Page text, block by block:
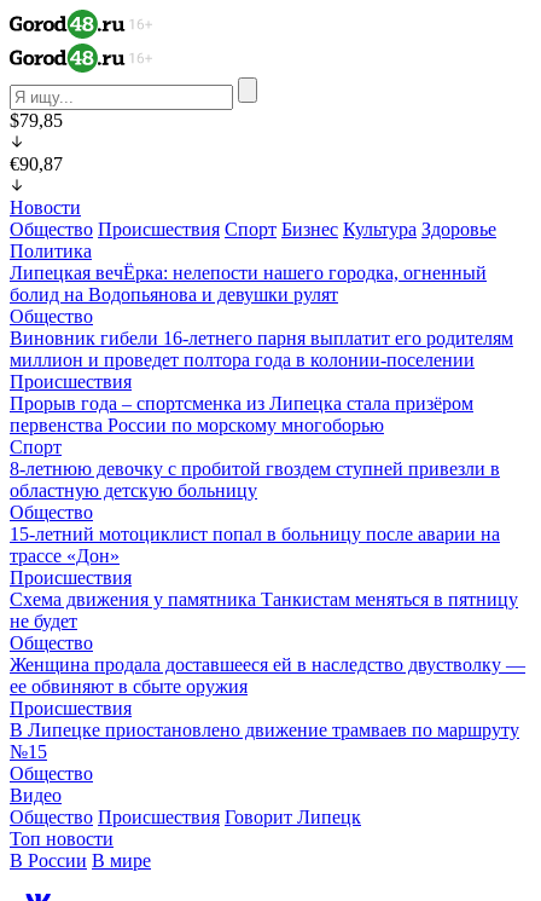
$79,85
€90,87
Новости
Общество Происшествия Спорт Бизнес Культура Здоровье
Политика
Липецкая вечЁрка: нелепости нашего городка, огненный
болид на Водопьянова и девушки рулят
Общество
Виновник гибели 16-летнего парня выплатит его родителям
миллион и проведет полтора года в колонии-поселении
Происшествия
Прорыв года – спортсменка из Липецка стала призёром
первенства России по морскому многоборью
Спорт
8-летнюю девочку с пробитой гвоздем ступней привезли в
областную детскую больницу
Общество
15-летний мотоциклист попал в больницу после аварии на
трассе «Дон»
Происшествия
Схема движения у памятника Танкистам меняться в пятницу
не будет
Общество
Женщина продала доставшееся ей в наследство двустволку —
ее обвиняют в сбыте оружия
Происшествия
В Липецке приостановлено движение трамваев по маршруту
№15
Общество
Видео
Общество Происшествия Говорит Липецк
Топ новости
В России В мире